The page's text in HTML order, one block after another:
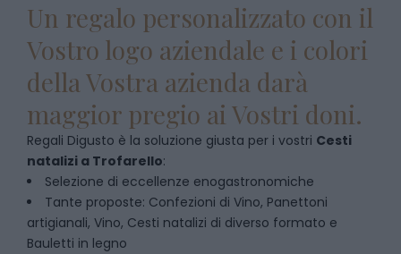
Un regalo personalizzato con il
Vostro logo aziendale e i colori
della Vostra azienda darà
maggior pregio ai Vostri doni.
Regali Digusto è la soluzione giusta per i vostri Cesti
natalizi a Trofarello:
Selezione di eccellenze enogastronomiche
Tante proposte: Confezioni di Vino, Panettoni
artigianali, Vino, Cesti natalizi di diverso formato e
Bauletti in legno